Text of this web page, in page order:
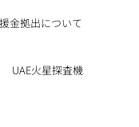
金拠出について
UAE火星探査機